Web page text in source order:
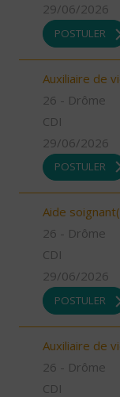
29/06/2026
POSTULER
Auxiliaire de
26 - Drôme
CDI
29/06/2026
POSTULER
Aide
26 - Drôme
CDI
29/06/2026
POSTULER
Auxiliaire de
26 - Drôme
CDI